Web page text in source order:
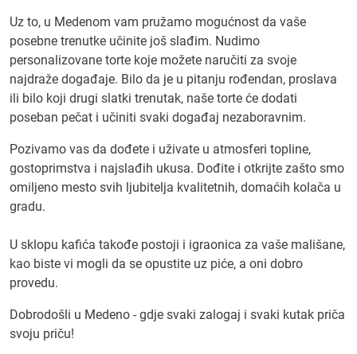
Uz to, u Medenom vam pružamo mogućnost da vaše
posebne trenutke učinite još slađim. Nudimo
personalizovane torte koje možete naručiti za svoje
najdraže događaje. Bilo da je u pitanju rođendan, proslava
ili bilo koji drugi slatki trenutak, naše torte će dodati
poseban pečat i učiniti svaki događaj nezaboravnim.
Pozivamo vas da dođete i uživate u atmosferi topline,
gostoprimstva i najslađih ukusa. Dođite i otkrijte zašto smo
omiljeno mesto svih ljubitelja kvalitetnih, domaćih kolača u
gradu.
U sklopu kafića takođe postoji i igraonica za vaše mališane,
kao biste vi mogli da se opustite uz piće, a oni dobro
provedu.
Dobrodošli u Medeno - gdje svaki zalogaj i svaki kutak priča
svoju priču!